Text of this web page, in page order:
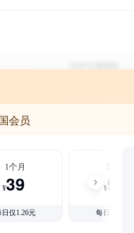
会员
1个月
¥39
日仅1.26元
3个月
¥99
每日仅1.08元